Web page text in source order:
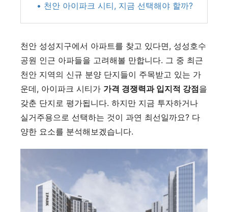
• 천안 아이파크 시티, 지금 선택해야 할까?
천안 성성지구에서 아파트를 찾고 있다면, 성성호수
공원 인근 아파들을 고려해볼 만합니다. 그 중 최근
천안 지역의 신규 분양 단지들이 주목받고 있는 가
운데, 아이파크 시티가 가격 경쟁력과 입지적 강점을
갖춘 단지로 평가됩니다. 하지만 지금 투자하거나
실거주용으로 선택하는 것이 과연 최선일까요? 다
양한 요소를 분석해보겠습니다.